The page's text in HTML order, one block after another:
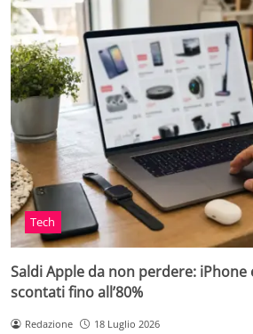
Tech
Saldi Apple da non perdere: iPhone
scontati fino all’80%
Redazione 18 Luglio 2026